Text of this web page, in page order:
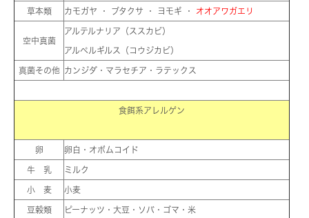
草本類 カモガヤ ・ ブタクサ ・ ヨモギ ・ オオアワガエリ
空中真菌
アルテルナリア（ススカビ）
アルペルギルス（コウジカビ）
真菌その他 カンジダ・マラセチア・ラテックス
食餌系アレルゲン
卵 卵白・オボムコイド
牛 乳 ミルク
小 麦 小麦
豆穀類 ピーナッツ・大豆・ソバ・ゴマ・米